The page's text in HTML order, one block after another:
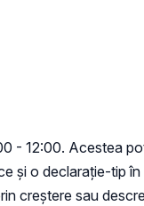
- 12:00. Acestea
și o declarație-tip
creștere sau